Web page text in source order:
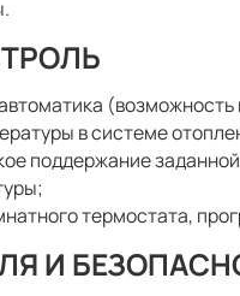
в системе
поддержание
термостата,
И